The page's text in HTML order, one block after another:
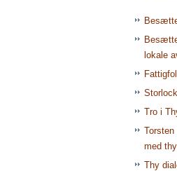
lokale
Tro i
med
Thy